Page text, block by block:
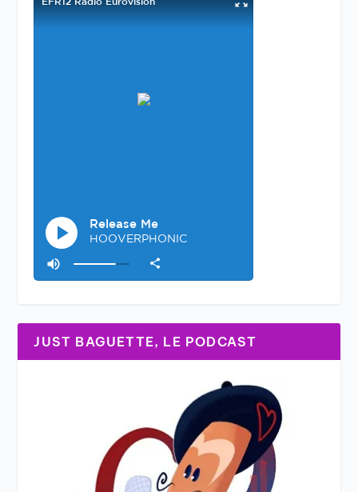
JUST BAGUETTE, LE PODCAST